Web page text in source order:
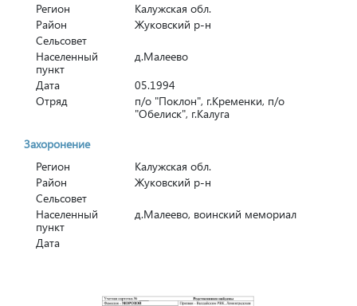
Регион
Калужская обл.
Район
Жуковский р-н
Сельсовет
Населенный
пункт
д.Малеево
Дата
05.1994
Отряд
п/о "Поклон", г.Кременки, п/о
"Обелиск", г.Калуга
Захоронение
Регион
Калужская обл.
Район
Жуковский р-н
Сельсовет
Населенный
пункт
д.Малеево, воинский мемориал
Дата